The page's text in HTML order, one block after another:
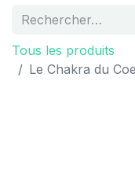
Tous les produits
Le Chakra du